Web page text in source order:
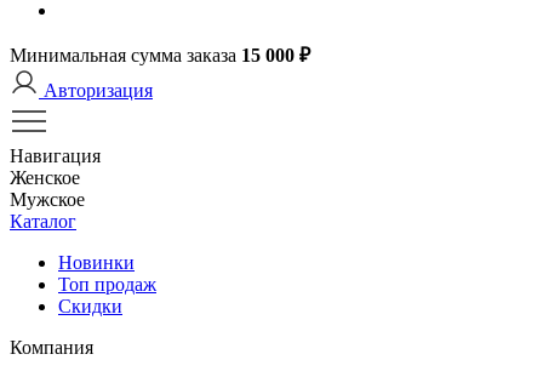
Минимальная сумма заказа 15 000 ₽
Авторизация
Навигация
Женское
Мужское
Каталог
Новинки
Топ продаж
Скидки
Компания